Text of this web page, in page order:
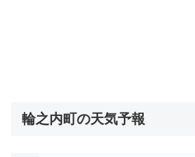
輪之内町の天気予報